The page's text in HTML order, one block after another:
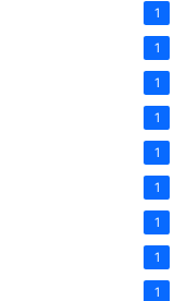
1
1
1
1
1
1
1
1
1